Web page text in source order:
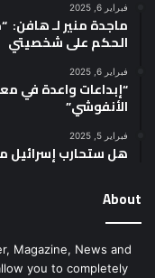
فبراير 6, 2025
ماجدة منير لـ هافن:
الحكم على شخصيتي
فبراير 6, 2025
“إبداعات واعدة في
الأنفوشي”
فبراير 5, 2025
هل ستحارب إسرائيل
About
Magazine, News and
you to completely